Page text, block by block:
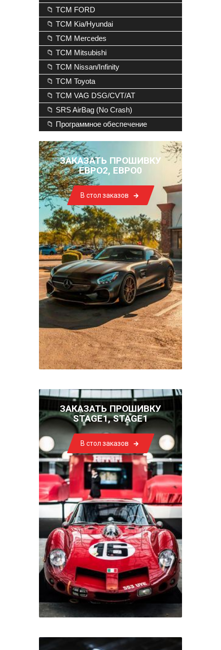
📁 TCM FORD
📁 TCM Kia/Hyundai
📁 TCM Mercedes
📁 TCM Mitsubishi
📁 TCM Nissan/Infinity
📁 TCM Toyota
📁 TCM VAG DSG/CVT/AT
📁 SRS AirBag (No Crash)
📁 Программное обеспечение
ЗАКАЗАТЬ ПРОШИВКУ
ЕВРО2, ЕВРО0
В стол заказов
ЗАКАЗАТЬ ПРОШИВКУ
STAGE1, STAGE1
В стол заказов